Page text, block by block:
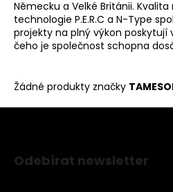
Německu a Velké Británii.
technologie P.E.R.C a N-Type
projekty na plný výkon poskytují
čeho je společnost schopna
Žádné produkty značky
HLEDAT
D
r
Odebírat newsletter